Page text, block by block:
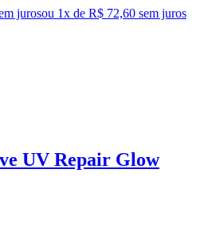
jurosou 1x de R$ 72,60 sem juros
UV Repair Glow